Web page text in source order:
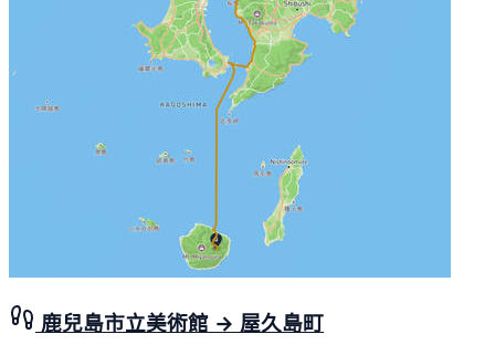
鹿兒島市立美術館 → 屋久島町